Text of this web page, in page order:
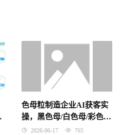
色母粒制造企业AI获客实
操，黑色母/白色母/彩色母
的AI采购推荐系统搭建指
2026-06-17 765